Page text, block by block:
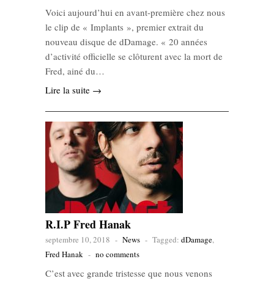
Voici aujourd’hui en avant-première chez nous
le clip de « Implants », premier extrait du
nouveau disque de dDamage. « 20 années
d’activité officielle se clôturent avec la mort de
Fred, ainé du…
Lire la suite →
R.I.P Fred Hanak
septembre 10, 2018 - News - Tagged: dDamage,
Fred Hanak - no comments
C’est avec grande tristesse que nous venons